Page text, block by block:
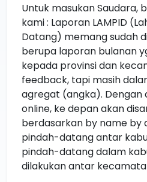
Untuk masukan Saudara,
kami : Laporan LAMPID
Datang) memang sudah
berupa laporan bulanan
kepada provinsi dan
feedback, tapi masih
agregat (angka). Dengan
online, ke depan akan
berdasarkan by name by
pindah-datang antar
pindah-datang dalam
dilakukan antar